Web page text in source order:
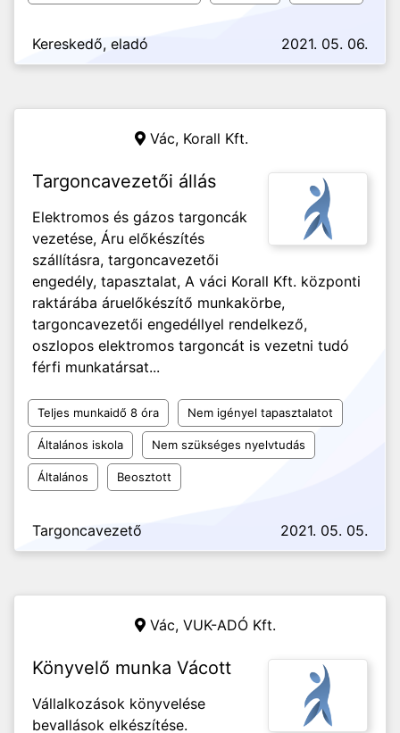
Kereskedő, eladó 2021. 05. 06.
Vác, Korall Kft.
Targoncavezetői állás
Elektromos és gázos targoncák
vezetése, Áru előkészítés
szállításra, targoncavezetői
engedély, tapasztalat, A váci Korall Kft. központi
raktárába áruelőkészítő munkakörbe,
targoncavezetői engedéllyel rendelkező,
oszlopos elektromos targoncát is vezetni tudó
férfi munkatársat...
Teljes munkaidő 8 óra Nem igényel tapasztalatot
Általános iskola Nem szükséges nyelvtudás
Általános Beosztott
Targoncavezető 2021. 05. 05.
Vác, VUK-ADÓ Kft.
Könyvelő munka Vácott
Vállalkozások könyvelése
bevallások elkészítése.